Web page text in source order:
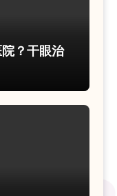
？干眼治